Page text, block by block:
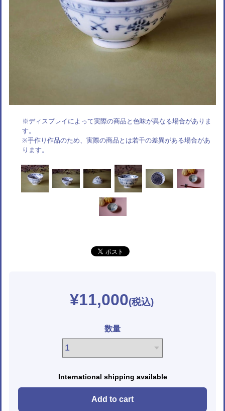
※ディスプレイによって実際の商品と色味が異なる場合がありま
す。
※手作り作品のため、実際の商品とは若干の差異がある場合があ
ります。
¥11,000
数量
International shipping available
Add to cart